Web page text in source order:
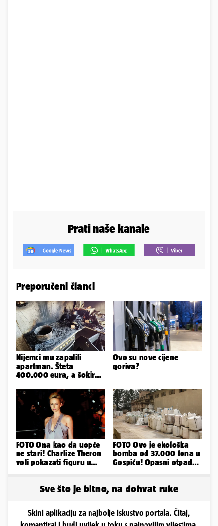
Prati naše kanale
Preporučeni članci
Nijemci mu zapalili
apartman. Šteta
400.000 eura, a šokirao
Ovo su nove cijene
goriva?
FOTO Ona kao da uopće
ne stari! Charlize Theron
voli pokazati figuru u
FOTO Ovo je ekološka
bomba od 37.000 tona u
Gospiću! Opasni otpad
Sve što je bitno, na dohvat ruke
Skini aplikaciju za najbolje iskustvo portala. Čitaj,